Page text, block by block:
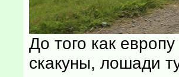
До того как
скакуны, лошади